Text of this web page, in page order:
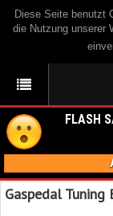
Diese Seite benutzt
die Nutzung unserer
FLASH
Gaspedal